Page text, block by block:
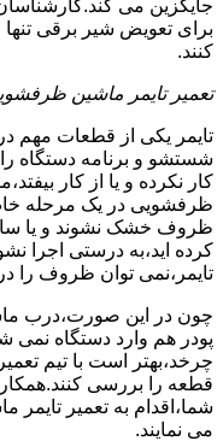
جایگزین می
برای تعویض شیر برقی
کنند.
تعمیر تایمر ماشین
تایمر یکی از قطعات
شستشو و برنامه دستگاه
کار نکرده و یا از کار
ظرفشویی در یک مرحله
ظروف خشک نشوند و یا
کرده اید،به درستی اجرا
تایمر،نمی توان ظروف
چون در این صورت،درب
پودر هم وارد دستگاه نمی
چرخد،بهتر است با تیم
قطعه را بررسی
شما،اقدام به تعمیر
می نمایند.